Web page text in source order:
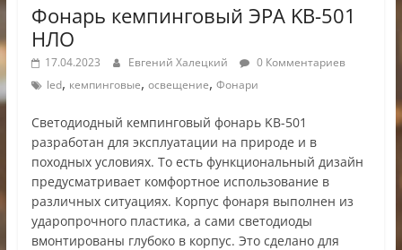
Фонарь кемпинговый ЭРА KB-501
НЛО
17.04.2023 Евгений Халецкий
0 Комментариев
led, кемпинговые, освещение, Фонари
Светодиодный кемпинговый фонарь KB-501
разработан для эксплуатации на природе и в
походных условиях. То есть функциональный дизайн
предусматривает комфортное использование в
различных ситуациях. Корпус фонаря выполнен из
ударопрочного пластика, а сами светодиоды
вмонтированы глубоко в корпус. Это сделано для